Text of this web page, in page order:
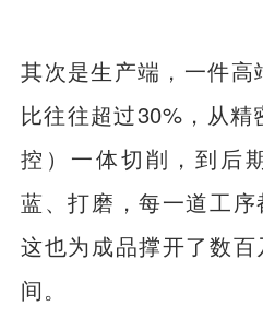
其次是生产端，一件
比往往超过30%，从
控）一体切削，到后
蓝、打磨，每一道工序
这也为成品撑开了数
间。